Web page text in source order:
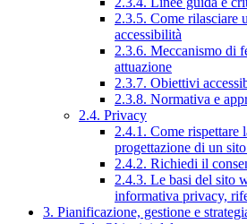
2.3.5. Come rilasciare
accessibilità
2.3.6. Meccanismo di
attuazione
2.3.7. Obiettivi
2.3.8. Normativa e
2.4. Privacy
2.4.1. Come rispettare
progettazione di un
2.4.2. Richiedi il
2.4.3. Le basi del sito
informativa privacy,
3. Pianificazione, gestione e